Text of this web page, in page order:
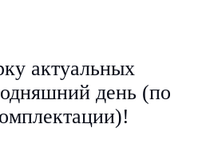
актуальных
день (по